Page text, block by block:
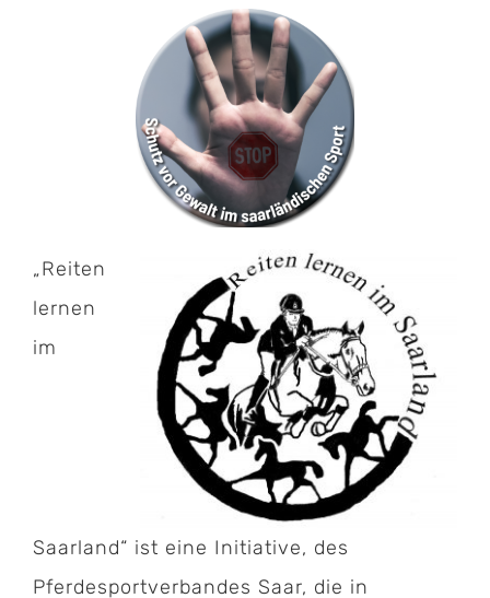
„Reiten
lernen
im
Saarland“ ist eine Initiative, des
Pferdesportverbandes Saar, die in